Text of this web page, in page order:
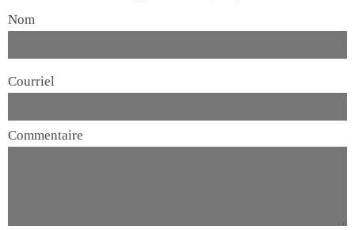
Nom
Courriel
Commentaire